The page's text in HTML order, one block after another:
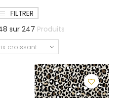
FILTRER
sur 247 Produits